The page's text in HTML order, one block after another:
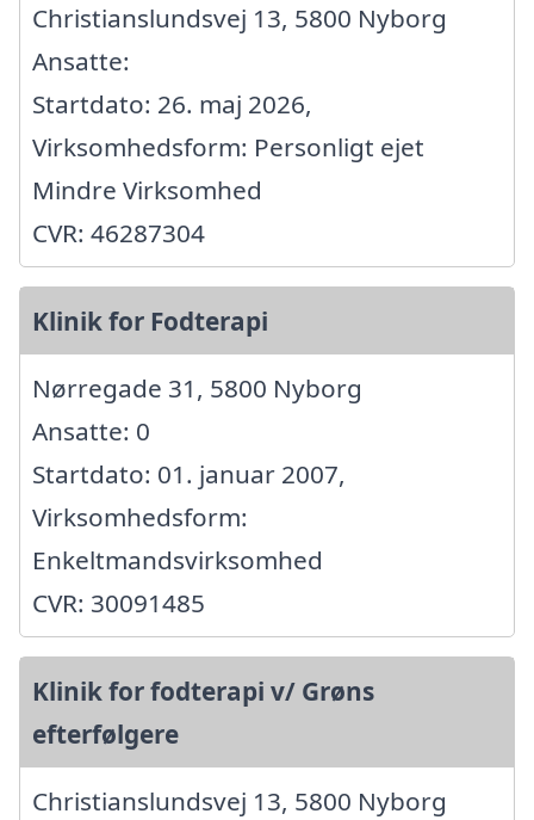
Christianslundsvej 13, 5800 Nyborg
Ansatte:
Startdato: 26. maj 2026,
Virksomhedsform: Personligt ejet
Mindre Virksomhed
CVR: 46287304
Klinik for Fodterapi
Nørregade 31, 5800 Nyborg
Ansatte: 0
Startdato: 01. januar 2007,
Virksomhedsform:
Enkeltmandsvirksomhed
CVR: 30091485
Klinik for fodterapi v/ Grøns
efterfølgere
Christianslundsvej 13, 5800 Nyborg